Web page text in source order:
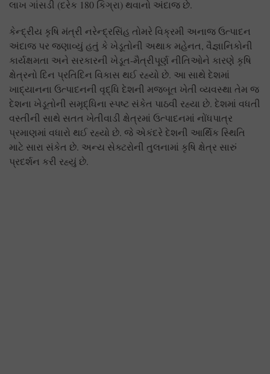
લાખ ગાંસડી (દરેક 180 કિગ્રા) થવાનો અંદાજ છે.
કેન્દ્રીય કૃષિ મંત્રી નરેન્દ્રસિંહ તોમરે વિક્રમી અનાજ ઉત્પાદન
અંદાજ પર જણાવ્યું હતું કે ખેડૂતોની અથાક મહેનત, વૈજ્ઞાનિકોની
કાર્યક્ષમતા અને સરકારની ખેડૂત-મૈત્રીપૂર્ણ નીતિઓને કારણે કૃષિ
ક્ષેત્રનો દિન પ્રતિદિન વિકાસ થઈ રહ્યો છે. આ સાથે દેશમાં
ખાદ્યાનના ઉત્પાદનની વૃદ્ધિ દેશની મજબૂત ખેતી વ્યવસ્થા તેમ જ
દેશના ખેડૂતોની સમૃદ્ધિના સ્પષ્ટ સંકેત પાઠવી રહ્યા છે. દેશમાં વધતી
વસ્તીની સાથે સતત ખેતીવાડી ક્ષેત્રમાં ઉત્પાદનમાં નોંધપાત્ર
પ્રમાણમાં વધારો થઈ રહ્યો છે. જે એકંદરે દેશની આર્થિક સ્થિતિ
માટે સારા સંકેત છે. અન્ય સેક્ટરોની તુલનામાં કૃષિ ક્ષેત્ર સારું
પ્રદર્શન કરી રહ્યું છે.